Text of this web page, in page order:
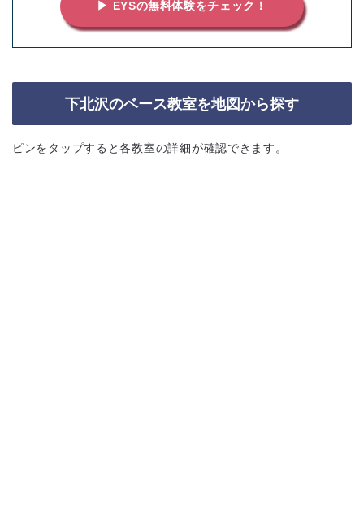
▶ EYSの無料体験をチェック！
下北沢のベース教室を地図から探す
ピンをタップすると各教室の詳細が確認できます。